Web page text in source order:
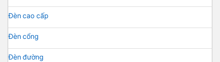
Đèn cao cấp
Đèn cổng
Đèn đường